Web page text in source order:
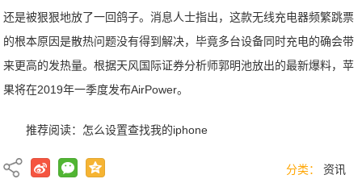
还是被狠狠地放了一回鸽子。消息人士指出，这款无线充电器频繁跳票
的根本原因是散热问题没有得到解决，毕竟多台设备同时充电的确会带
来更高的发热量。根据天风国际证券分析师郭明池放出的最新爆料，苹
果将在2019年一季度发布AirPower。
推荐阅读： 怎么设置查找我的iphone
分类： 资讯